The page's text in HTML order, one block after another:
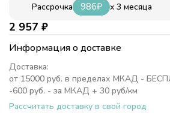
Рассрочка 986₽ x 3 месяца
2 957 ₽
Информация о доставке
Доставка:
от 15000 руб. в пределах МКАД -
-600 руб. - за МКАД + 30 руб/км
Рассчитать доставку в свой город